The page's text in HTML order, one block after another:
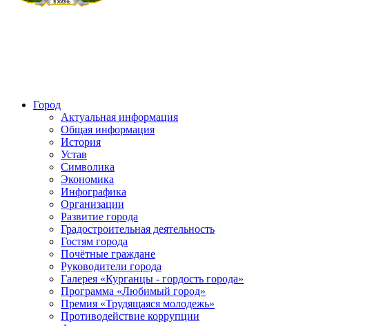
Город
Актуальная информация
Общая информация
История
Устав
Символика
Экономика
Инфографика
Организации
Развитие города
Градостроительная деятельность
Гостям города
Почётные граждане
Руководители города
Галерея «Курганцы - гордость города»
Программа «Любимый город»
Премия «Трудящаяся молодежь»
Противодействие коррупции